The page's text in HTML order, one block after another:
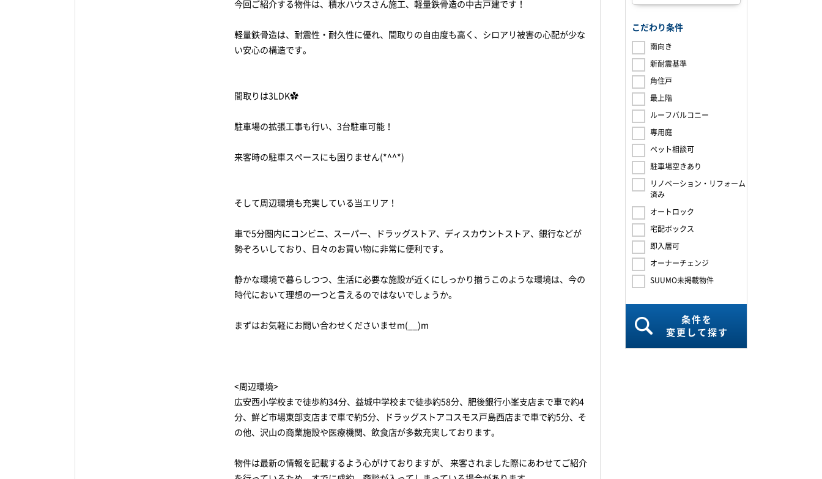
今回ご紹介する物件は、積水ハウスさん施工、軽量鉄骨造の中古戸建です！
軽量鉄骨造は、耐震性・耐久性に優れ、間取りの自由度も高く、シロアリ被害の心配が少な
い安心の構造です。
間取りは3LDK✿
駐車場の拡張工事も行い、3台駐車可能！
来客時の駐車スペースにも困りません(*^^*)
そして周辺環境も充実している当エリア！
車で5分圏内にコンビニ、スーパー、ドラッグストア、ディスカウントストア、銀行などが
勢ぞろいしており、日々のお買い物に非常に便利です。
静かな環境で暮らしつつ、生活に必要な施設が近くにしっかり揃うこのような環境は、今の
時代において理想の一つと言えるのではないでしょうか。
まずはお気軽にお問い合わせくださいませm(__)m
<周辺環境>
広安西小学校まで徒歩約34分、益城中学校まで徒歩約58分、肥後銀行小峯支店まで車で約4
分、鮮ど市場東部支店まで車で約5分、ドラッグストアコスモス戸島西店まで車で約5分、そ
の他、沢山の商業施設や医療機関、飲食店が多数充実しております。
物件は最新の情報を記載するよう心がけておりますが、 来客されました際にあわせてご紹介
こだわり条件
南向き
新耐震基準
角住戸
最上階
ルーフバルコニー
専用庭
ペット相談可
駐車場空きあり
リノベーション・リフォーム
済み
オートロック
宅配ボックス
即入居可
オーナーチェンジ
SUUMO未掲載物件
条件を
変更して探す